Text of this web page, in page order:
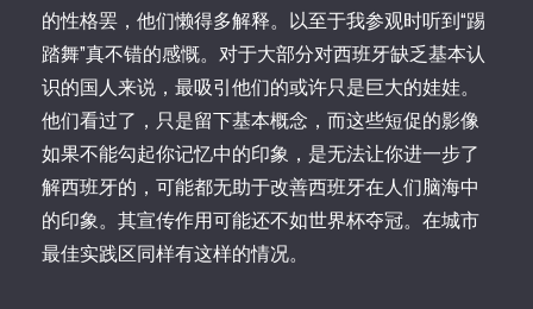
的性格罢，他们懒得多解释。以至于我参观时听到“踢
踏舞”真不错的感慨。对于大部分对西班牙缺乏基本认
识的国人来说，最吸引他们的或许只是巨大的娃娃。
他们看过了，只是留下基本概念，而这些短促的影像
如果不能勾起你记忆中的印象，是无法让你进一步了
解西班牙的，可能都无助于改善西班牙在人们脑海中
的印象。其宣传作用可能还不如世界杯夺冠。在城市
最佳实践区同样有这样的情况。